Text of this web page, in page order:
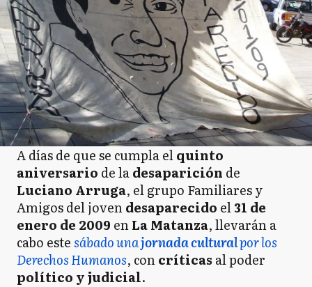
A días de que se cumpla elquinto
aniversario de ladesaparición de
Luciano Arruga, el grupo Familiares y
Amigos del jovendesaparecido el31 de
enero de 2009 enLa Matanza, llevarán a
cabo estesábado unajornada culturalpor los
Derechos Humanos, concríticas al poder
político y judicial.